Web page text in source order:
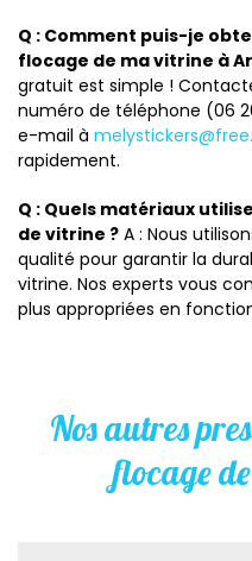
Q : Comment puis-je
flocage de ma vitrine à
gratuit est simple !
numéro de téléphone (06
e-mail à
rapidement.
Q : Quels matériaux
de vitrine ? A : Nous
qualité pour garantir la
vitrine. Nos experts vous
plus appropriées en
Nos autres
flocage